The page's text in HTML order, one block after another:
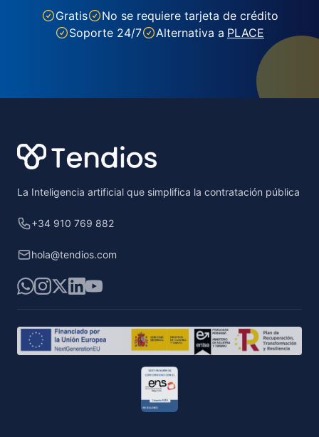
Gratis
No se requiere tarjeta de crédito
Soporte 24/7
Alternativa a PLACE
La Inteligencia artificial que simplifica la contratación pública
+34 910 769 882
hola@tendios.com
WhatsApp
Instagram
X LinkedIn
YouTube